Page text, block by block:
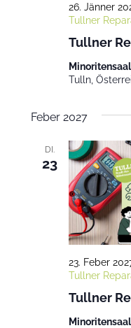
Tullner
26. Jänner
Tullner
Tulln,
Feber 2027
DI.
23
Tullner
23. Feber
Tullner